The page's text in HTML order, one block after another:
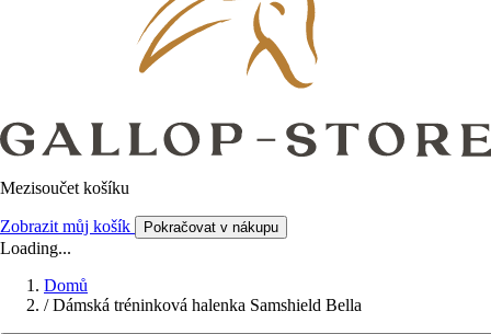
Mezisoučet košíku
Zobrazit můj košík Pokračovat v nákupu
Loading...
Domů
/ Dámská tréninková halenka Samshield Bella